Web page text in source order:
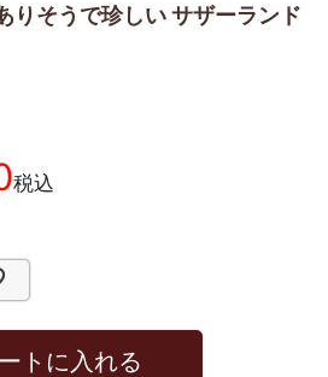
りそうで珍しい サザーランド
税込
トに入れる